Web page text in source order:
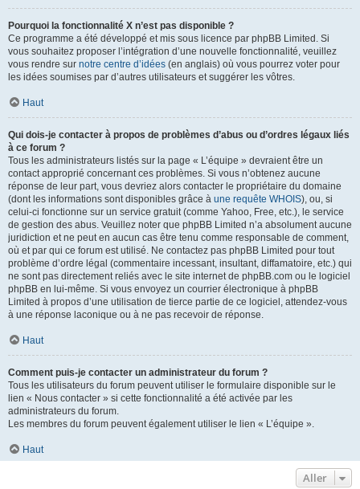
Pourquoi la fonctionnalité X n’est pas disponible ?
Ce programme a été développé et mis sous licence par phpBB Limited. Si
vous souhaitez proposer l’intégration d’une nouvelle fonctionnalité, veuillez
vous rendre sur notre centre d’idées (en anglais) où vous pourrez voter pour
les idées soumises par d’autres utilisateurs et suggérer les vôtres.
Haut
Qui dois-je contacter à propos de problèmes d’abus ou d’ordres légaux liés
à ce forum ?
Tous les administrateurs listés sur la page « L’équipe » devraient être un
contact approprié concernant ces problèmes. Si vous n’obtenez aucune
réponse de leur part, vous devriez alors contacter le propriétaire du domaine
(dont les informations sont disponibles grâce à une requête WHOIS), ou, si
celui-ci fonctionne sur un service gratuit (comme Yahoo, Free, etc.), le service
de gestion des abus. Veuillez noter que phpBB Limited n’a absolument aucune
juridiction et ne peut en aucun cas être tenu comme responsable de comment,
où et par qui ce forum est utilisé. Ne contactez pas phpBB Limited pour tout
problème d’ordre légal (commentaire incessant, insultant, diffamatoire, etc.) qui
ne sont pas directement reliés avec le site internet de phpBB.com ou le logiciel
phpBB en lui-même. Si vous envoyez un courrier électronique à phpBB
Limited à propos d’une utilisation de tierce partie de ce logiciel, attendez-vous
à une réponse laconique ou à ne pas recevoir de réponse.
Haut
Comment puis-je contacter un administrateur du forum ?
Tous les utilisateurs du forum peuvent utiliser le formulaire disponible sur le
lien « Nous contacter » si cette fonctionnalité a été activée par les
administrateurs du forum.
Les membres du forum peuvent également utiliser le lien « L’équipe ».
Haut
Aller